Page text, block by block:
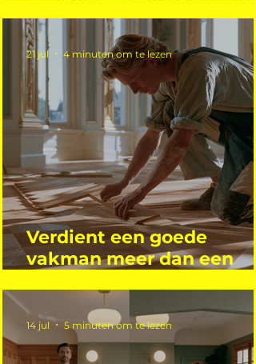
Verdient een goede
vakman meer dan een
21 jul 4 minuten om te lezen
14 jul 5 minuten om te lezen